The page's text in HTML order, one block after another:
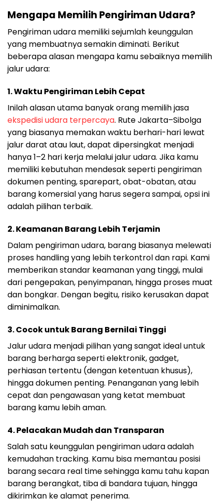
Mengapa Memilih Pengiriman Udara?
Pengiriman udara memiliki sejumlah keunggulan
yang membuatnya semakin diminati. Berikut
beberapa alasan mengapa kamu sebaiknya memilih
jalur udara:
1.Waktu Pengiriman Lebih Cepat
Inilah alasan utama banyak orang memilih jasa
ekspedisi udara terpercaya. Rute Jakarta–Sibolga
yang biasanya memakan waktu berhari-hari lewat
jalur darat atau laut, dapat dipersingkat menjadi
hanya 1–2 hari kerja melalui jalur udara. Jika kamu
memiliki kebutuhan mendesak seperti pengiriman
dokumen penting, sparepart, obat-obatan, atau
barang komersial yang harus segera sampai, opsi ini
adalah pilihan terbaik.
2.Keamanan Barang Lebih Terjamin
Dalam pengiriman udara, barang biasanya melewati
proses handling yang lebih terkontrol dan rapi. Kami
memberikan standar keamanan yang tinggi, mulai
dari pengepakan, penyimpanan, hingga proses muat
dan bongkar. Dengan begitu, risiko kerusakan dapat
diminimalkan.
3.Cocok untuk Barang Bernilai Tinggi
Jalur udara menjadi pilihan yang sangat ideal untuk
barang berharga seperti elektronik, gadget,
perhiasan tertentu (dengan ketentuan khusus),
hingga dokumen penting. Penanganan yang lebih
cepat dan pengawasan yang ketat membuat
barang kamu lebih aman.
4.Pelacakan Mudah dan Transparan
Salah satu keunggulan pengiriman udara adalah
kemudahan tracking. Kamu bisa memantau posisi
barang secara real time sehingga kamu tahu kapan
barang berangkat, tiba di bandara tujuan, hingga
dikirimkan ke alamat penerima.